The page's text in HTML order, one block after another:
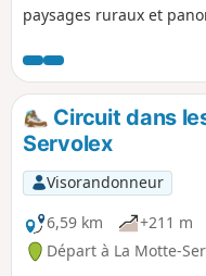
paysages ruraux et
Circuit dans
Servolex
Visorandonneur
6,59 km
+211 m
Départ à La Motte-